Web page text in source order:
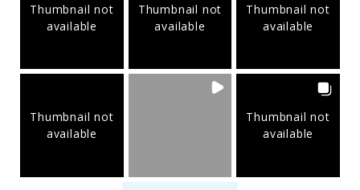
Thumbnail not
available
Thumbnail not
available
Thumbnail not
available
Thumbnail not
available
Thumbnail not
available